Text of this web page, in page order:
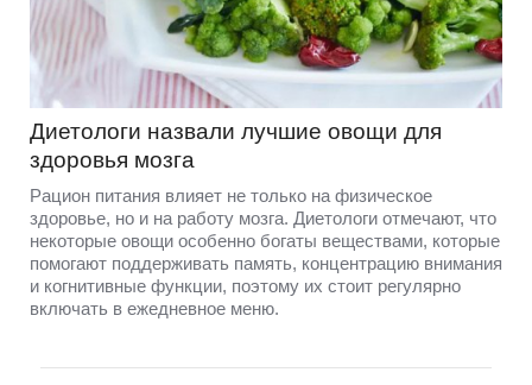
Диетологи назвали лучшие овощи для
здоровья мозга
Рацион питания влияет не только на физическое
здоровье, но и на работу мозга. Диетологи отмечают, что
некоторые овощи особенно богаты веществами, которые
помогают поддерживать память, концентрацию внимания
и когнитивные функции, поэтому их стоит регулярно
включать в ежедневное меню.